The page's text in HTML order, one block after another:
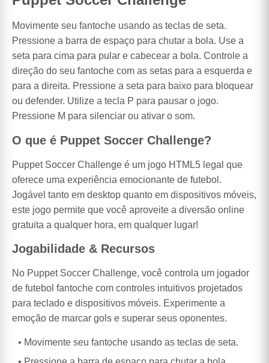
Movimente seu fantoche usando as teclas de seta.
Pressione a barra de espaço para chutar a bola. Use a
seta para cima para pular e cabecear a bola. Controle a
direção do seu fantoche com as setas para a esquerda e
para a direita. Pressione a seta para baixo para bloquear
ou defender. Utilize a tecla P para pausar o jogo.
Pressione M para silenciar ou ativar o som.
O que é Puppet Soccer Challenge?
Puppet Soccer Challenge é um jogo HTML5 legal que
oferece uma experiência emocionante de futebol.
Jogável tanto em desktop quanto em dispositivos móveis,
este jogo permite que você aproveite a diversão online
gratuita a qualquer hora, em qualquer lugar!
Jogabilidade & Recursos
No Puppet Soccer Challenge, você controla um jogador
de futebol fantoche com controles intuitivos projetados
para teclado e dispositivos móveis. Experimente a
emoção de marcar gols e superar seus oponentes.
Movimente seu fantoche usando as teclas de seta.